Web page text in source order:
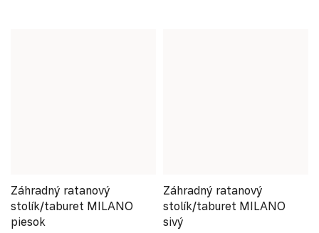
Záhradný ratanový
stolík/taburet MILANO
piesok
Záhradný ratanový
stolík/taburet MILANO
sivý